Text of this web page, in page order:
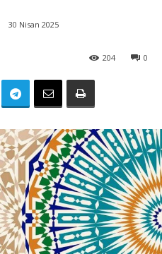
30 Nisan 2025
0
204